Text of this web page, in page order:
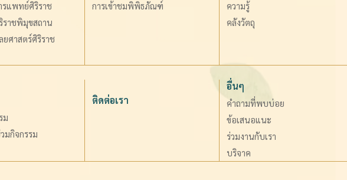
แพทย์ศิริราช
าชพิมุขสถาน
ศาสตร์ศิริราช
การเข้าชมพิพิธภัณฑ์
ความรู้
คลังวัตถุ
ม
มกิจกรรม
ติดต่อเรา
อื่นๆ
คำถามที่พบบ่อย
ข้อเสนอแนะ
ร่วมงานกับเรา
บริจาค